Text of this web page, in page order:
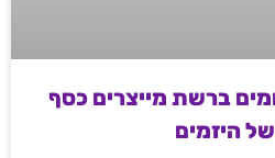
ברשת מייצרים כסף
היזמים